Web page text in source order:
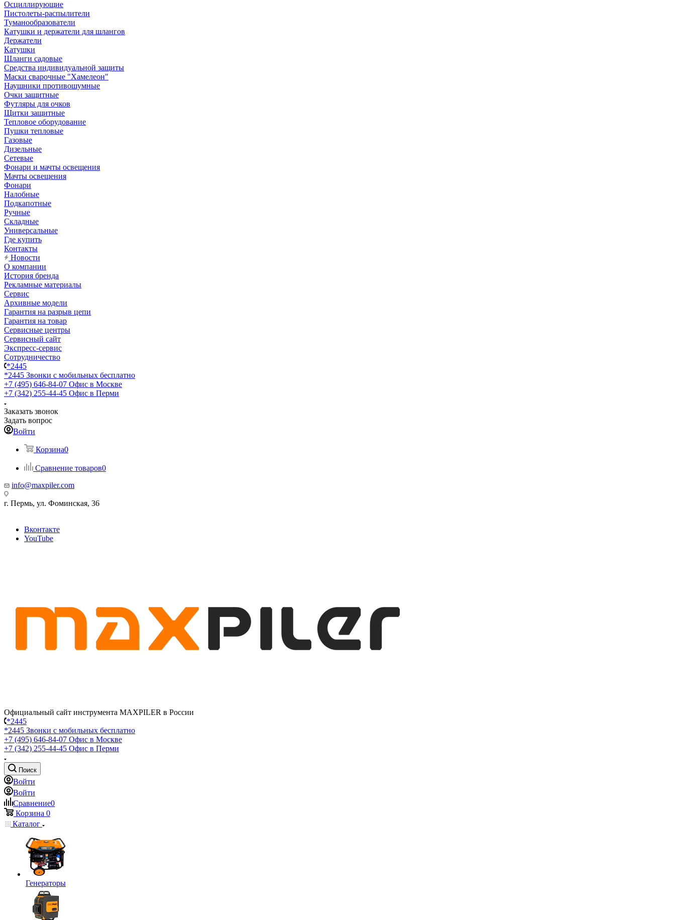
Осциллирующие
Пистолеты-распылители
Туманообразователи
Катушки и держатели для шлангов
Держатели
Катушки
Шланги садовые
Средства индивидуальной защиты
Маски сварочные "Хамелеон"
Наушники противошумные
Очки защитные
Футляры для очков
Щитки защитные
Тепловое оборудование
Пушки тепловые
Газовые
Дизельные
Сетевые
Фонари и мачты освещения
Мачты освещения
Фонари
Налобные
Подкапотные
Ручные
Складные
Универсальные
Где купить
Контакты
Новости
О компании
История бренда
Рекламные материалы
Сервис
Архивные модели
Гарантия на разрыв цепи
Гарантия на товар
Сервисные центры
Сервисный сайт
Экспресс-сервис
Сотрудничество
*2445
*2445 Звонки с мобильных бесплатно
+7 (495) 646-84-07 Офис в Москве
+7 (342) 255-44-45 Офис в Перми
Заказать звонок
Задать вопрос
Войти
Корзина0
Сравнение товаров0
info@maxpiler.com
г. Пермь, ул. Фоминская, 36
Вконтакте
YouTube
Официальный сайт инструмента MAXPILER в России
*2445
*2445 Звонки с мобильных бесплатно
+7 (495) 646-84-07 Офис в Москве
+7 (342) 255-44-45 Офис в Перми
Поиск
Войти
Войти
Сравнение0
Корзина 0
Каталог
Генераторы